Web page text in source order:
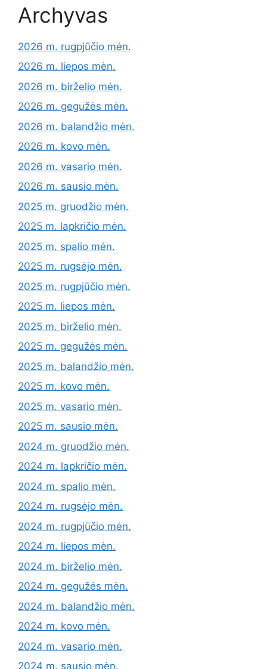
Archyvas
2026 m. rugpjūčio mėn.
2026 m. liepos mėn.
2026 m. birželio mėn.
2026 m. gegužės mėn.
2026 m. balandžio mėn.
2026 m. kovo mėn.
2026 m. vasario mėn.
2026 m. sausio mėn.
2025 m. gruodžio mėn.
2025 m. lapkričio mėn.
2025 m. spalio mėn.
2025 m. rugsėjo mėn.
2025 m. rugpjūčio mėn.
2025 m. liepos mėn.
2025 m. birželio mėn.
2025 m. gegužės mėn.
2025 m. balandžio mėn.
2025 m. kovo mėn.
2025 m. vasario mėn.
2025 m. sausio mėn.
2024 m. gruodžio mėn.
2024 m. lapkričio mėn.
2024 m. spalio mėn.
2024 m. rugsėjo mėn.
2024 m. rugpjūčio mėn.
2024 m. liepos mėn.
2024 m. birželio mėn.
2024 m. gegužės mėn.
2024 m. balandžio mėn.
2024 m. kovo mėn.
2024 m. vasario mėn.
2024 m. sausio mėn.